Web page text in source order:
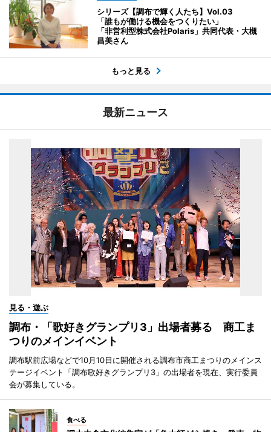
シリーズ【調布で輝く人たち】Vol.03
「誰もが働ける機会をつくりたい」
「非営利型株式会社Polaris」共同代表・大槻
昌美さん
もっと見る
最新ニュース
見る・遊ぶ
調布・「歌好きグランプリ3」出場者募る 商工ま
つりのメインイベント
調布駅前広場などで10月10日に開催される調布市商工まつりのメインス
テージイベント「調布歌好きグランプリ3」の出場者を現在、実行委員
会が募集している。
食べる